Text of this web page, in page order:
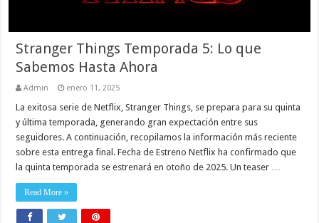
Stranger Things Temporada 5: Lo que
Sabemos Hasta Ahora
Admin enero 11, 2025
La exitosa serie de Netflix, Stranger Things, se prepara para su quinta
y última temporada, generando gran expectación entre sus
seguidores. A continuación, recopilamos la información más reciente
sobre esta entrega final. Fecha de Estreno Netflix ha confirmado que
la quinta temporada se estrenará en otoño de 2025. Un teaser …
Read More »